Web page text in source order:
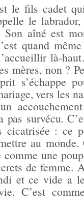
le fils cadet
le
Son aîné est
quand
là-
mères, non ?
s’échappe
vers les
survécu.
cicatrisée : ce
au
comme une
de femme.
et ce vide a
C’est